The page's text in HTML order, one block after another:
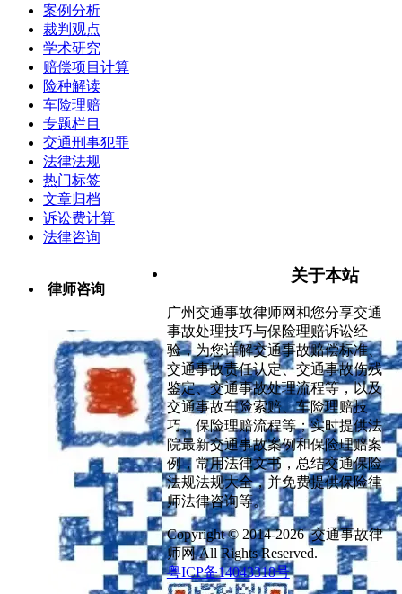
案例分析
裁判观点
学术研究
赔偿项目计算
险种解读
车险理赔
专题栏目
交通刑事犯罪
法律法规
热门标签
文章归档
诉讼费计算
法律咨询
律师咨询
关于本站
广州交通事故律师网和您分享交通
事故处理技巧与保险理赔诉讼经
验，为您详解交通事故赔偿标准、
交通事故责任认定、交通事故伤残
鉴定、交通事故处理流程等，以及
交通事故车险索赔、车险理赔技
巧、保险理赔流程等；实时提供法
院最新交通事故案例和保险理赔案
例，常用法律文书，总结交通保险
法规法规大全，并免费提供保险律
师法律咨询等。
Copyright © 2014-2026 交通事故律
师网 All Rights Reserved.
粤ICP备14043318号